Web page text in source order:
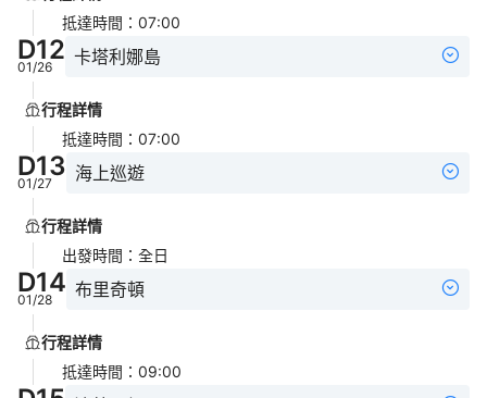
抵達時間 ： 07:00
D12
01/26 卡塔利娜島
行程詳情
抵達時間 ： 07:00
D13
01/27 海上巡遊
行程詳情
出發時間 ： 全日
D14
01/28 布里奇頓
行程詳情
抵達時間 ： 09:00